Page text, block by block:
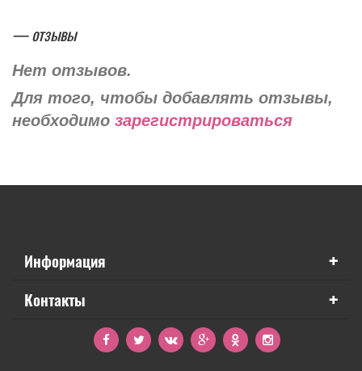
— отзывы
Нет отзывов.
Для того, чтобы добавлять отзывы,
необходимо зарегистрироваться
Информация +
Контакты +